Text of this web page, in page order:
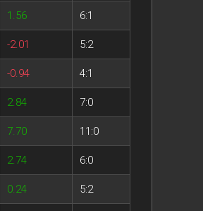
1.56 6:1
-2.01 5:2
-0.94 4:1
2.84 7:0
7.70 11:0
2.74 6:0
0.24 5:2